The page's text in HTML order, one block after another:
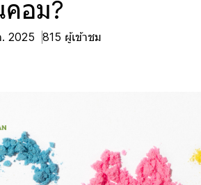
คอม?
2025 815 ผู้เข้าชม